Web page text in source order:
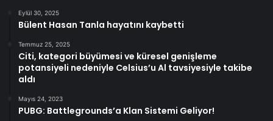
Eylül 30, 2025
Bülent Hasan Tanla hayatını kaybetti
Temmuz 25, 2025
Citi, kategori büyümesi ve küresel genişleme
potansiyeli nedeniyle Celsius’u Al tavsiyesiyle takibe
aldı
Mayıs 24, 2023
PUBG: Battlegrounds’a Klan Sistemi Geliyor!